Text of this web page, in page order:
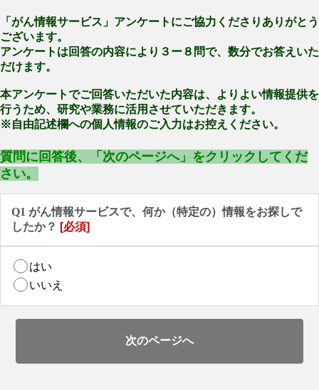
「がん情報サービス」アンケートにご協力くださりありがとう
ございます。
アンケートは回答の内容により３ー８問で、数分でお答えいた
だけます。
本アンケートでご回答いただいた内容は、よりよい情報提供を
行うため、研究や業務に活用させていただきます。
※自由記述欄への個人情報のご入力はお控えください。
質問に回答後、「次のページへ」をクリックしてくだ
さい。
Q1 がん情報サービスで、何か（特定の）情報をお探しで
したか？ [必須]
はい
いいえ